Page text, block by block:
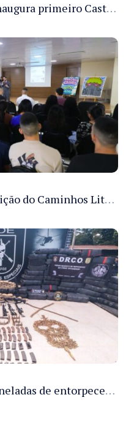
Governo do Amazonas inaugura primeiro Castramóvel Fluvial para atendimento veterinário às comunidades ribeirinhas e castração gratuita
Sejusc participa da 5ª edição do Caminhos Literários com foco na cultura hip-hop nas unidades socioeducativas
PMAM apreende 16,6 toneladas de entorpecentes e registra aumento nas prisões em flagrante e nas capturas de foragidos no primeiro semestre de 2026